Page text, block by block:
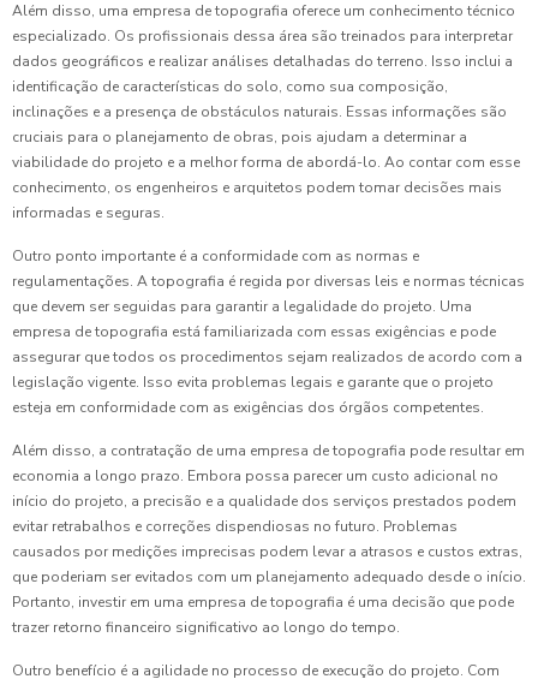
Além disso, uma empresa de topografia oferece um conhecimento técnico
especializado. Os profissionais dessa área são treinados para interpretar
dados geográficos e realizar análises detalhadas do terreno. Isso inclui a
identificação de características do solo, como sua composição,
inclinações e a presença de obstáculos naturais. Essas informações são
cruciais para o planejamento de obras, pois ajudam a determinar a
viabilidade do projeto e a melhor forma de abordá-lo. Ao contar com esse
conhecimento, os engenheiros e arquitetos podem tomar decisões mais
informadas e seguras.
Outro ponto importante é a conformidade com as normas e
regulamentações. A topografia é regida por diversas leis e normas técnicas
que devem ser seguidas para garantir a legalidade do projeto. Uma
empresa de topografia está familiarizada com essas exigências e pode
assegurar que todos os procedimentos sejam realizados de acordo com a
legislação vigente. Isso evita problemas legais e garante que o projeto
esteja em conformidade com as exigências dos órgãos competentes.
Além disso, a contratação de uma empresa de topografia pode resultar em
economia a longo prazo. Embora possa parecer um custo adicional no
início do projeto, a precisão e a qualidade dos serviços prestados podem
evitar retrabalhos e correções dispendiosas no futuro. Problemas
causados por medições imprecisas podem levar a atrasos e custos extras,
que poderiam ser evitados com um planejamento adequado desde o início.
Portanto, investir em uma empresa de topografia é uma decisão que pode
trazer retorno financeiro significativo ao longo do tempo.
Outro benefício é a agilidade no processo de execução do projeto. Com